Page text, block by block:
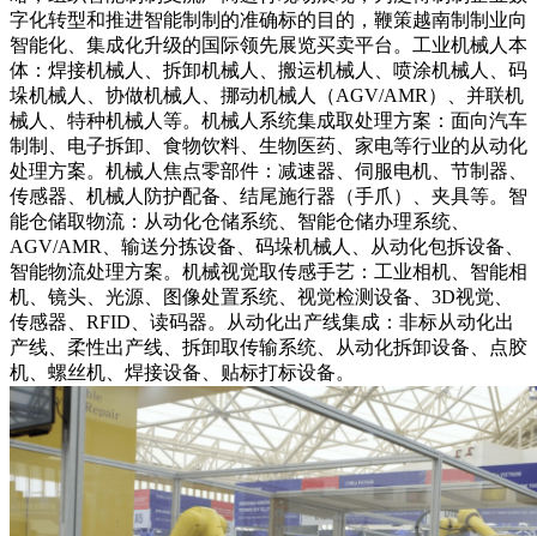
字化转型和推进智能制制的准确标的目的，鞭策越南制制业向
智能化、集成化升级的国际领先展览买卖平台。工业机械人本
体：焊接机械人、拆卸机械人、搬运机械人、喷涂机械人、码
垛机械人、协做机械人、挪动机械人（AGV/AMR）、并联机
械人、特种机械人等。机械人系统集成取处理方案：面向汽车
制制、电子拆卸、食物饮料、生物医药、家电等行业的从动化
处理方案。机械人焦点零部件：减速器、伺服电机、节制器、
传感器、机械人防护配备、结尾施行器（手爪）、夹具等。智
能仓储取物流：从动化仓储系统、智能仓储办理系统、
AGV/AMR、输送分拣设备、码垛机械人、从动化包拆设备、
智能物流处理方案。机械视觉取传感手艺：工业相机、智能相
机、镜头、光源、图像处置系统、视觉检测设备、3D视觉、
传感器、RFID、读码器。从动化出产线集成：非标从动化出
产线、柔性出产线、拆卸取传输系统、从动化拆卸设备、点胶
机、螺丝机、焊接设备、贴标打标设备。